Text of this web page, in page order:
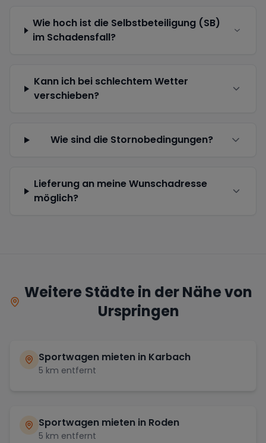
Wie hoch ist die Selbstbeteiligung (SB)
im Schadensfall?
Kann ich bei schlechtem Wetter
verschieben?
Wie sind die Stornobedingungen?
Lieferung an meine Wunschadresse
möglich?
Weitere Städte in der Nähe von
Urspringen
Sportwagen mieten in Karbach
5 km entfernt
Sportwagen mieten in Roden
5 km entfernt